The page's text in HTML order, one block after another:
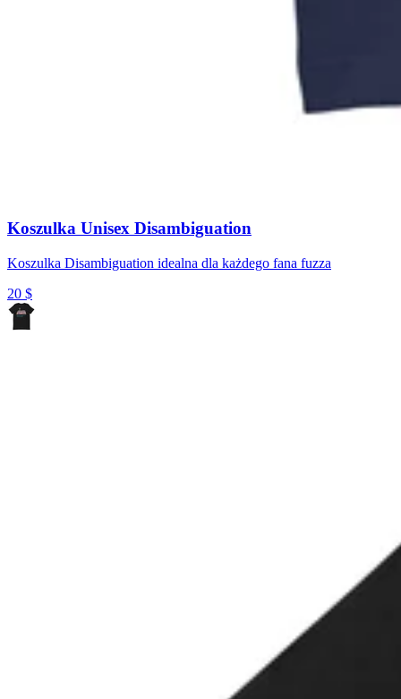
Koszulka Unisex Disambiguation
Koszulka Disambiguation idealna dla każdego fana fuzza
20 $